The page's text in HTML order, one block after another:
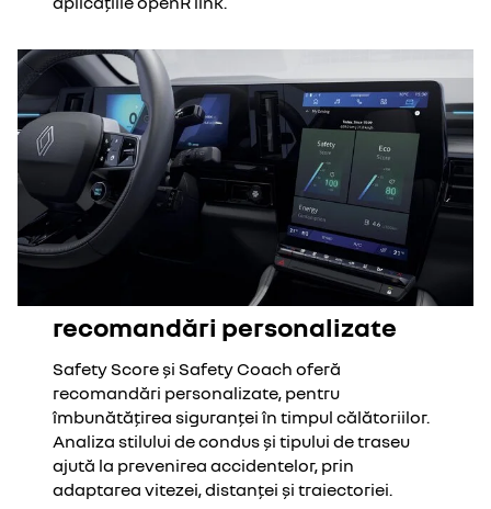
recomandări personalizate
Safety Score și Safety Coach oferă
recomandări personalizate, pentru
îmbunătățirea siguranței în timpul călătoriilor.
Analiza stilului de condus și tipului de traseu
ajută la prevenirea accidentelor, prin
adaptarea vitezei, distanței și traiectoriei.